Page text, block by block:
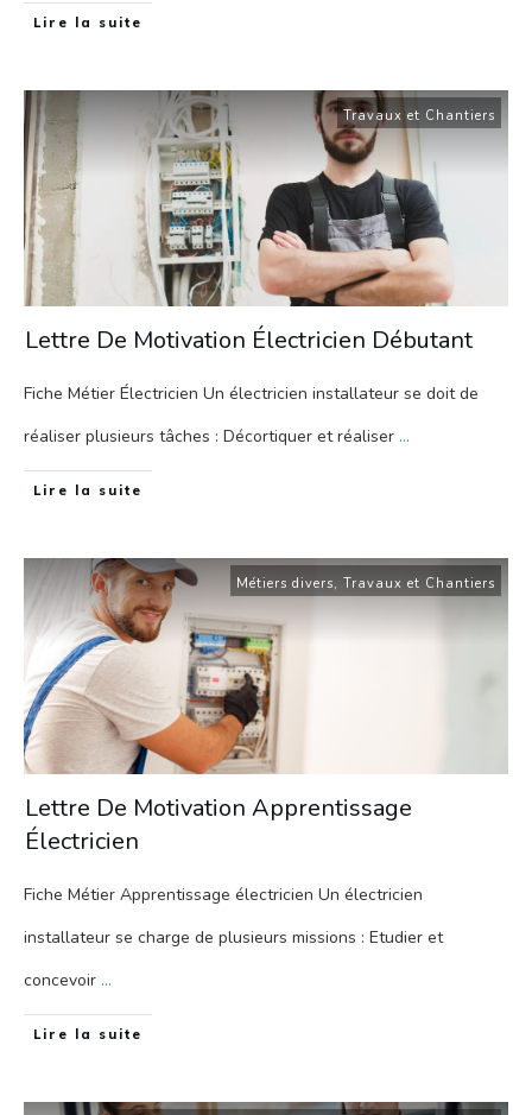
Lire la suite
Travaux et Chantiers
Lettre De Motivation Électricien Débutant
Fiche Métier Électricien Un électricien installateur se doit de
réaliser plusieurs tâches : Décortiquer et réaliser ...
Lire la suite
Métiers divers, Travaux et Chantiers
Lettre De Motivation Apprentissage
Électricien
Fiche Métier Apprentissage électricien Un électricien
installateur se charge de plusieurs missions : Etudier et
concevoir ...
Lire la suite